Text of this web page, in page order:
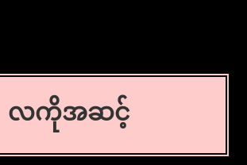
လကိုအဆင့်